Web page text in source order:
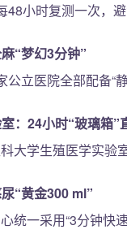
48小时复测一次，避
“梦幻3分钟”
立医院全部配备“静
：24小时“玻璃箱”
学生殖医学实验室
“黄金300 ml”
一采用“3分钟快速